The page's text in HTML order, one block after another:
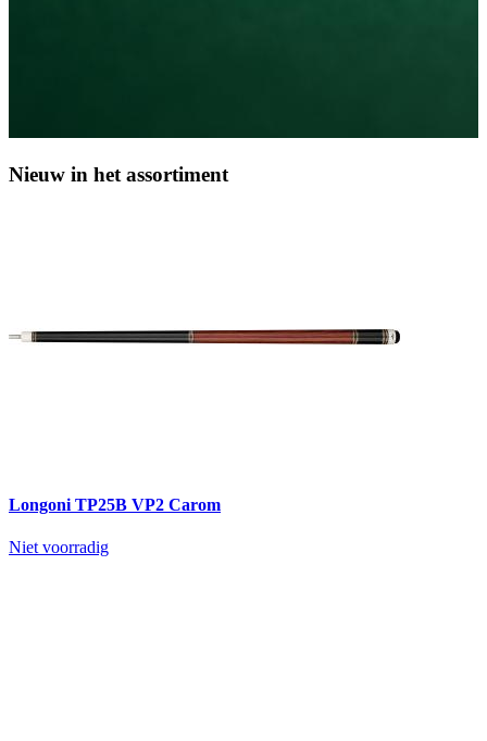
Nieuw in het assortiment
Longoni TP25B VP2 Carom
Niet voorradig